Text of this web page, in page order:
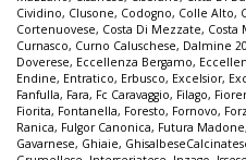
Cividino, Clusone, Codogno, Colle Alto,
Cortenuovese, Costa Di Mezzate, Costa
Curnasco, Curno Caluschese, Dalmine
Doverese, Eccellenza Bergamo,
Endine, Entratico, Erbusco, Excelsior,
Fanfulla, Fara, Fc Caravaggio, Filago,
Fiorita, Fontanella, Foresto, Fornovo,
Ranica, Fulgor Canonica, Futura Madone,
Gavarnese, Ghiaie,